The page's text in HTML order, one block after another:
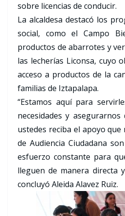
sobre licencias de conducir.
La alcaldesa destacó los
social, como el Campo
productos de abarrotes y
las lecherías Liconsa, cuyo
acceso a productos de la
familias de Iztapalapa.
“Estamos aquí para
necesidades y
ustedes reciba el apoyo que
de Audiencia Ciudadana
esfuerzo constante para
lleguen de manera directa
concluyó Aleida Alavez Ruiz.